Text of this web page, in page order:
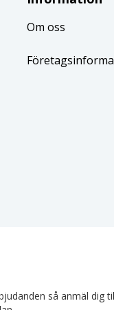
Om oss
så anmäl dig